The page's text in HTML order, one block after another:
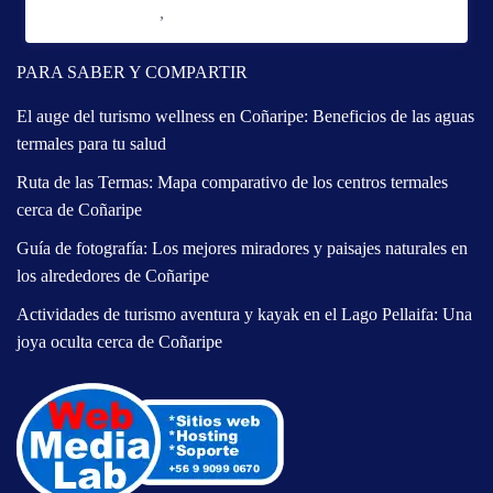
,
PARA SABER Y COMPARTIR
El auge del turismo wellness en Coñaripe: Beneficios de las aguas
termales para tu salud
Ruta de las Termas: Mapa comparativo de los centros termales
cerca de Coñaripe
Guía de fotografía: Los mejores miradores y paisajes naturales en
los alrededores de Coñaripe
Actividades de turismo aventura y kayak en el Lago Pellaifa: Una
joya oculta cerca de Coñaripe